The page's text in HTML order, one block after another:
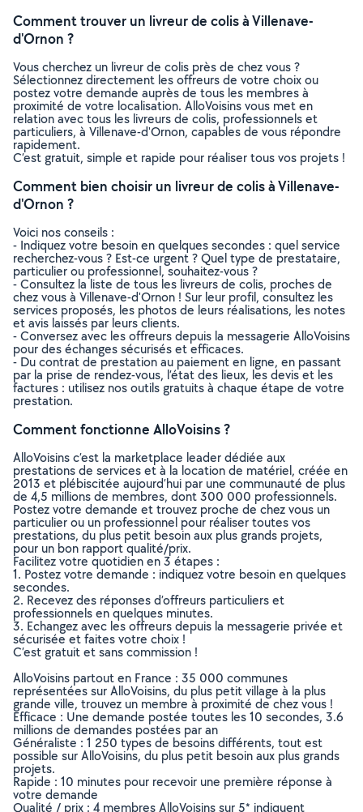
Comment trouver un livreur de colis à Villenave-
d'Ornon ?
Vous cherchez un livreur de colis près de chez vous ?
Sélectionnez directement les offreurs de votre choix ou
postez votre demande auprès de tous les membres à
proximité de votre localisation. AlloVoisins vous met en
relation avec tous les livreurs de colis, professionnels et
particuliers, à Villenave-d'Ornon, capables de vous répondre
rapidement.
C’est gratuit, simple et rapide pour réaliser tous vos projets !
Comment bien choisir un livreur de colis à Villenave-
d'Ornon ?
Voici nos conseils :
- Indiquez votre besoin en quelques secondes : quel service
recherchez-vous ? Est-ce urgent ? Quel type de prestataire,
particulier ou professionnel, souhaitez-vous ?
- Consultez la liste de tous les livreurs de colis, proches de
chez vous à Villenave-d'Ornon ! Sur leur profil, consultez les
services proposés, les photos de leurs réalisations, les notes
et avis laissés par leurs clients.
- Conversez avec les offreurs depuis la messagerie AlloVoisins
pour des échanges sécurisés et efficaces.
- Du contrat de prestation au paiement en ligne, en passant
par la prise de rendez-vous, l’état des lieux, les devis et les
factures : utilisez nos outils gratuits à chaque étape de votre
prestation.
Comment fonctionne AlloVoisins ?
AlloVoisins c’est la marketplace leader dédiée aux
prestations de services et à la location de matériel, créée en
2013 et plébiscitée aujourd’hui par une communauté de plus
de 4,5 millions de membres, dont 300 000 professionnels.
Postez votre demande et trouvez proche de chez vous un
particulier ou un professionnel pour réaliser toutes vos
prestations, du plus petit besoin aux plus grands projets,
pour un bon rapport qualité/prix.
Facilitez votre quotidien en 3 étapes :
1. Postez votre demande : indiquez votre besoin en quelques
secondes.
2. Recevez des réponses d’offreurs particuliers et
professionnels en quelques minutes.
3. Echangez avec les offreurs depuis la messagerie privée et
sécurisée et faites votre choix !
C’est gratuit et sans commission !
AlloVoisins partout en France : 35 000 communes
représentées sur AlloVoisins, du plus petit village à la plus
grande ville, trouvez un membre à proximité de chez vous !
Efficace : Une demande postée toutes les 10 secondes, 3.6
millions de demandes postées par an
Généraliste : 1 250 types de besoins différents, tout est
possible sur AlloVoisins, du plus petit besoin aux plus grands
projets.
Rapide : 10 minutes pour recevoir une première réponse à
votre demande
Qualité / prix : 4 membres AlloVoisins sur 5* indiquent